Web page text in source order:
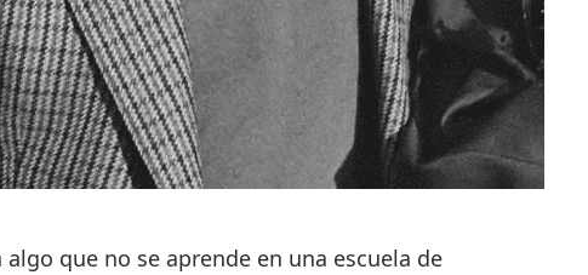
que no se aprende en una escuela de